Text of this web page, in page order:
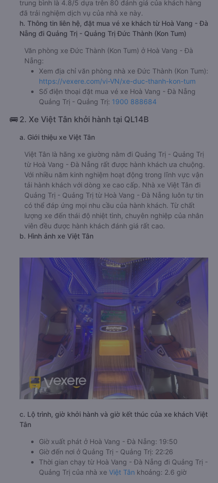
trung bình là 4.8/5 dựa trên 80 đánh giá của khách hàng
đã trải nghiệm dịch vụ của nhà xe này.
h. Thông tin liên hệ, đặt mua vé xe khách từ Hoà Vang - Đà
Nẵng đi Quảng Trị - Quảng Trị Đức Thành (Kon Tum)
Văn phòng xe Đức Thành (Kon Tum) ở Hoà Vang - Đà
Nẵng:
Xem địa chỉ văn phòng nhà xe Đức Thành (Kon Tum):
https://vexere.com/vi-VN/xe-duc-thanh-kon-tum
Số điện thoại đặt mua vé xe Hoà Vang - Đà Nẵng
Quảng Trị - Quảng Trị: 1900 888684
🚌 2. Xe Việt Tân khởi hành tại QL14B
a. Giới thiệu xe Việt Tân
Việt Tân là hãng xe giường nằm đi Quảng Trị - Quảng Trị
từ Hoà Vang - Đà Nẵng rất được hành khách ưa chuộng.
Với nhiều năm kinh nghiệm hoạt động trong lĩnh vực vận
tải hành khách với dòng xe cao cấp. Nhà xe Việt Tân đi
Quảng Trị - Quảng Trị từ Hoà Vang - Đà Nẵng luôn tự tin
có thể đáp ứng mọi nhu cầu của hành khách. Từ chất
lượng xe đến thái độ nhiệt tình, chuyên nghiệp của nhân
viên đều được hành khách đánh giá rất cao.
b. Hình ảnh xe Việt Tân
c. Lộ trình, giờ khởi hành và giờ kết thúc của xe khách Việt
Tân
Giờ xuất phát ở Hoà Vang - Đà Nẵng: 19:50
Giờ đến nơi ở Quảng Trị - Quảng Trị: 22:26
Thời gian chạy từ Hoà Vang - Đà Nẵng đi Quảng Trị -
Quảng Trị của nhà xe Việt Tân khoảng: 2.6 giờ